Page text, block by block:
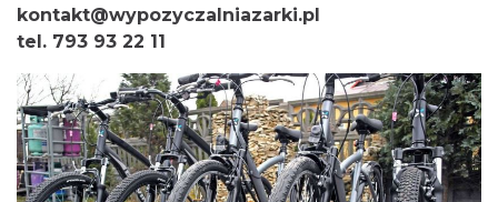
kontakt@wypozyczalniazarki.pl
tel. 793 93 22 11